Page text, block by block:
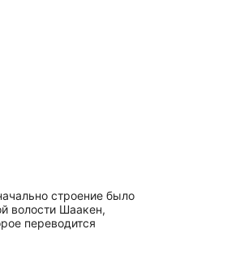
строение было
волости Шаакен,
переводится